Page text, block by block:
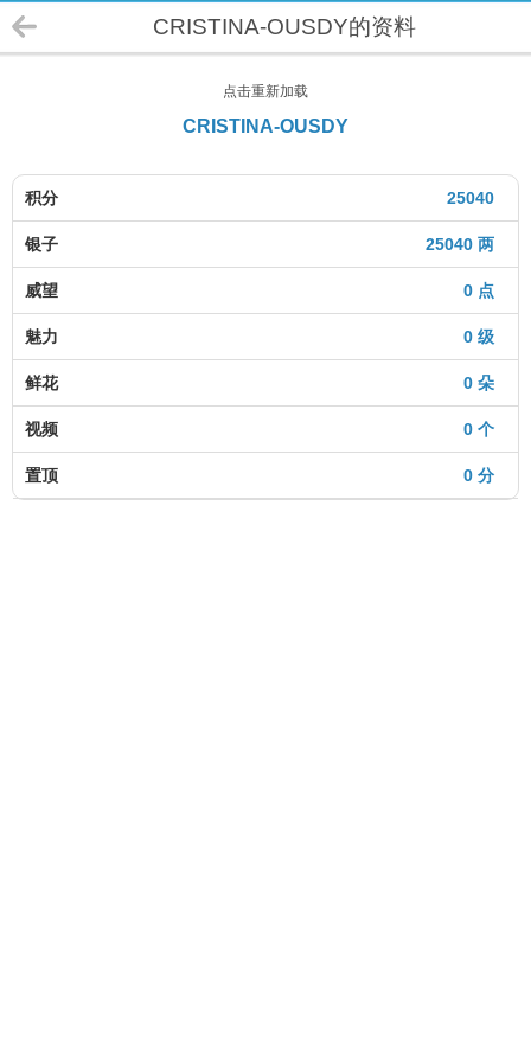
CRISTINA-OUSDY的资料
点击重新加载
CRISTINA-OUSDY
25040
积分
25040 两
银子
0 点
威望
0 级
魅力
0 朵
鲜花
0 个
视频
0 分
置顶